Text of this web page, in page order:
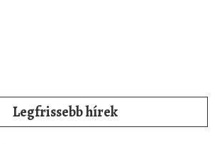
Legfrissebb hírek